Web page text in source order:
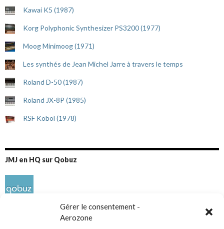
Gérer le consentement -
Aerozone
Kawai K5 (1987)
Korg Polyphonic Synthesizer PS3200 (1977)
Moog Minimoog (1971)
Les synthés de Jean Michel Jarre à travers le temps
Roland D-50 (1987)
Roland JX-8P (1985)
RSF Kobol (1978)
JMJ en HQ sur Qobuz